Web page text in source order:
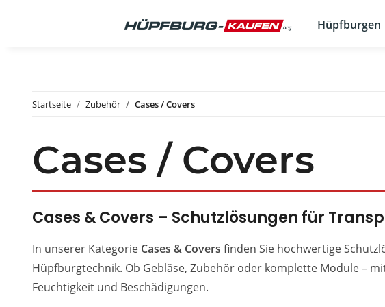
Hüpfburgen
Startseite Zubehör Cases / Covers
Cases / Covers
Cases & Covers – Schutzlösungen für
In unserer Kategorie Cases & Covers finden Sie hochwertige
Hüpfburgtechnik. Ob Gebläse, Zubehör oder komplette Module –
Feuchtigkeit und Beschädigungen.